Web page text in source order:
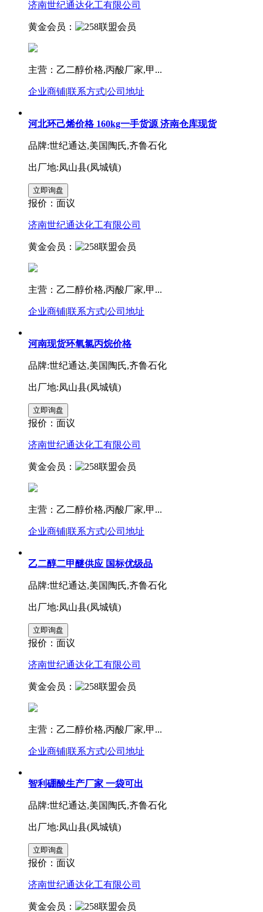
济南世纪通达化工有限公司
黄金会员：
主营：乙二醇价格,丙酸厂家,甲...
企业商铺|联系方式|公司地址
河北环己烯价格 160kg一手货源 济南仓库现货
品牌:世纪通达,美国陶氏,齐鲁石化
出厂地:凤山县(凤城镇)
报价： 面议
济南世纪通达化工有限公司
黄金会员：
主营：乙二醇价格,丙酸厂家,甲...
企业商铺|联系方式|公司地址
河南现货环氧氯丙烷价格
品牌:世纪通达,美国陶氏,齐鲁石化
出厂地:凤山县(凤城镇)
报价： 面议
济南世纪通达化工有限公司
黄金会员：
主营：乙二醇价格,丙酸厂家,甲...
企业商铺|联系方式|公司地址
乙二醇二甲醚供应 国标优级品
品牌:世纪通达,美国陶氏,齐鲁石化
出厂地:凤山县(凤城镇)
报价： 面议
济南世纪通达化工有限公司
黄金会员：
主营：乙二醇价格,丙酸厂家,甲...
企业商铺|联系方式|公司地址
智利硼酸生产厂家 一袋可出
品牌:世纪通达,美国陶氏,齐鲁石化
出厂地:凤山县(凤城镇)
报价： 面议
济南世纪通达化工有限公司
黄金会员：